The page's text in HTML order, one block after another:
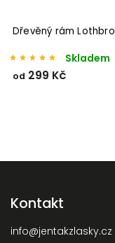
Skladem
od 299 Kč
Kontakt
info@jentakzlasky.cz